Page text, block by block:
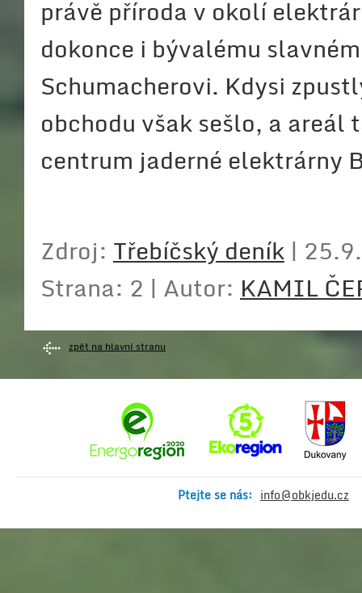
právě příroda v okolí
dokonce i bývalému
Schumacherovi. Kdysi
obchodu však sešlo, a
centrum jaderné elektrárny
Zdroj: Třebíčský deník |
Strana: 2 | Autor: KAMIL
zpět na hlavní stranu
Ptejte se nás: info@obkjedu.cz